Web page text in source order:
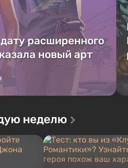
расширенного
новый арт
неделю